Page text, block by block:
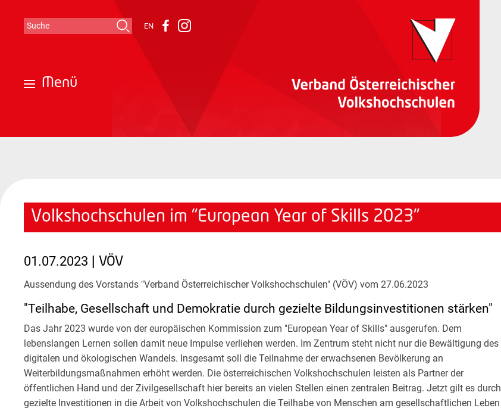
Suchformular
Suche EN FacebookInstagram
Menü
Volkshochschulen im "European Year of Skills 2023"
01.07.2023 | VÖV
Aussendung des Vorstands "Verband Österreichischer Volkshochschulen" (VÖV) vom 27.06.2023
"Teilhabe, Gesellschaft und Demokratie durch gezielte Bildungsinvestitionen stärken"
Das Jahr 2023 wurde von der europäischen Kommission zum "European Year of Skills" ausgerufen. Dem
lebenslangen Lernen sollen damit neue Impulse verliehen werden. Im Zentrum steht nicht nur die Bewältigung des
digitalen und ökologischen Wandels. Insgesamt soll die Teilnahme der erwachsenen Bevölkerung an
Weiterbildungsmaßnahmen erhöht werden. Die österreichischen Volkshochschulen leisten als Partner der
öffentlichen Hand und der Zivilgesellschaft hier bereits an vielen Stellen einen zentralen Beitrag. Jetzt gilt es durch
gezielte Investitionen in die Arbeit von Volkshochschulen die Teilhabe von Menschen am gesellschaftlichen Leben